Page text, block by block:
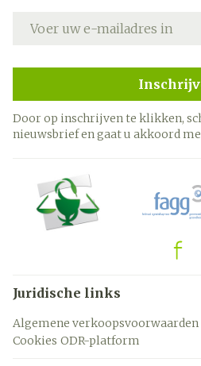
Door op inschrijven te klikken,
nieuwsbrief en gaat u akkoord
Juridische links
Algemene verkoopsvoorwaarden
Cookies ODR-platform